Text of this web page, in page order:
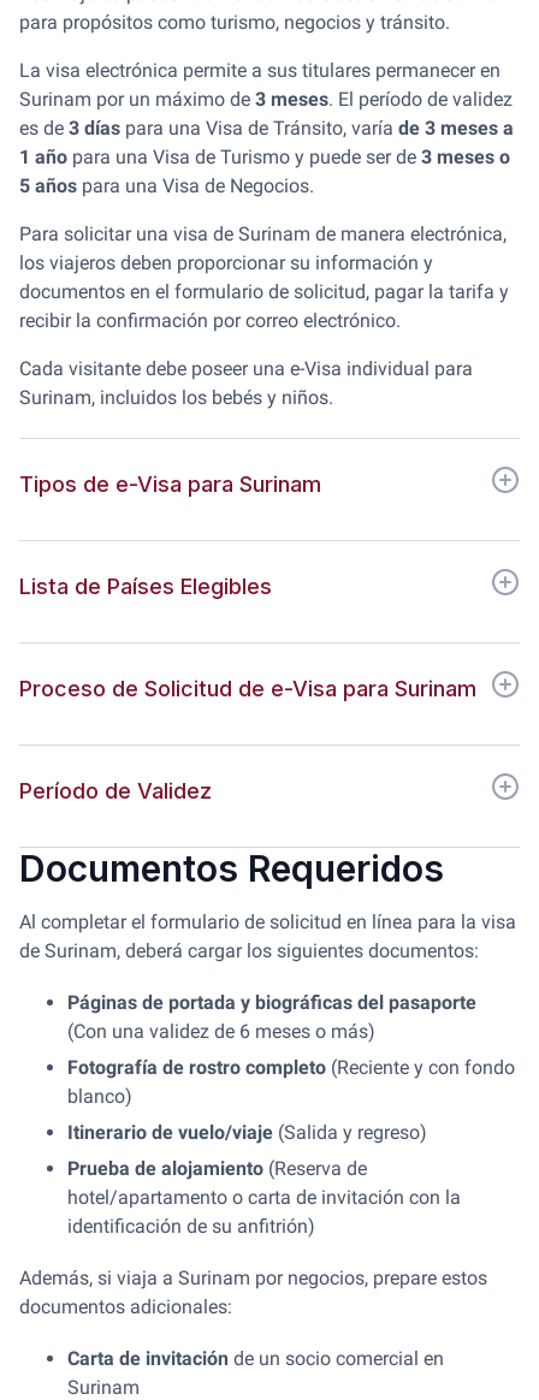
para propósitos como turismo, negocios y tránsito.
La visa electrónica permite a sus titulares permanecer en
Surinam por un máximo de 3 meses. El período de validez
es de 3 días para una Visa de Tránsito, varía de 3 meses a
1 año para una Visa de Turismo y puede ser de 3 meses o
5 años para una Visa de Negocios.
Para solicitar una visa de Surinam de manera electrónica,
los viajeros deben proporcionar su información y
documentos en el formulario de solicitud, pagar la tarifa y
recibir la confirmación por correo electrónico.
Cada visitante debe poseer una e-Visa individual para
Surinam, incluidos los bebés y niños.
Tipos de e-Visa para Surinam
Lista de Países Elegibles
Proceso de Solicitud de e-Visa para Surinam
Período de Validez
Documentos Requeridos
Al completar el formulario de solicitud en línea para la visa
de Surinam, deberá cargar los siguientes documentos:
Páginas de portada y biográficas del pasaporte
(Con una validez de 6 meses o más)
Fotografía de rostro completo (Reciente y con fondo
blanco)
Itinerario de vuelo/viaje (Salida y regreso)
Prueba de alojamiento (Reserva de
hotel/apartamento o carta de invitación con la
identificación de su anfitrión)
Además, si viaja a Surinam por negocios, prepare estos
documentos adicionales:
Carta de invitación de un socio comercial en
Surinam